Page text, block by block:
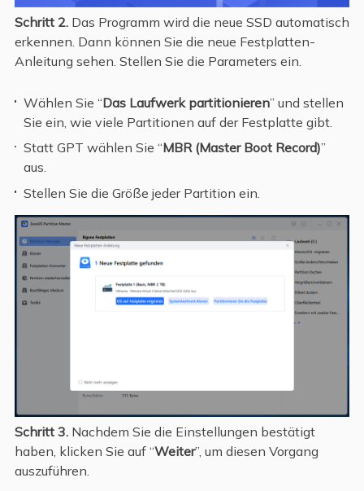
Schritt 2.Das Programm wird die neue SSD automatisch
erkennen. Dann können Sie die neue Festplatten-
Anleitung sehen. Stellen Sie die Parameters ein.
Wählen Sie “Das Laufwerk partitionieren” und stellen
Sie ein, wie viele Partitionen auf der Festplatte gibt.
Statt GPT wählen Sie “MBR (Master Boot Record)”
aus.
Stellen Sie die Größe jeder Partition ein.
Schritt 3.Nachdem Sie die Einstellungen bestätigt
haben, klicken Sie auf “Weiter”, um diesen Vorgang
auszuführen.